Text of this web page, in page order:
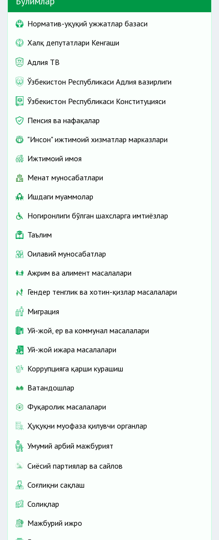
Норматив-ҳуқуқий ҳужжатлар базаси
Халқ депутатлари Кенгаши
Адлия ТВ
Ўзбекистон Республикаси Адлия вазирлиги
Ўзбекистон Республикаси Конституцияси
Пенсия ва нафақалар
"Инсон" ижтимоий хизматлар марказлари
Ижтимоий ҳимоя
Меҳнат муносабатлари
Ишдаги муаммолар
Ногиронлиги бўлган шахсларга имтиёзлар
Таълим
Оилавий муносабатлар
Ажрим ва алимент масалалари
Гендер тенглик ва хотин-қизлар масалалари
Миграция
Уй-жой, ер ва коммунал масалалари
Уй-жой ижара масалалари
Коррупцияга қарши курашиш
Ватандошлар
Фуқаролик масалалари
Ҳуқуқни муҳофаза қилувчи органлар
Умумий ҳарбий мажбурият
Сиёсий партиялар ва сайлов
Соғлиқни сақлаш
Солиқлар
Мажбурий ижро